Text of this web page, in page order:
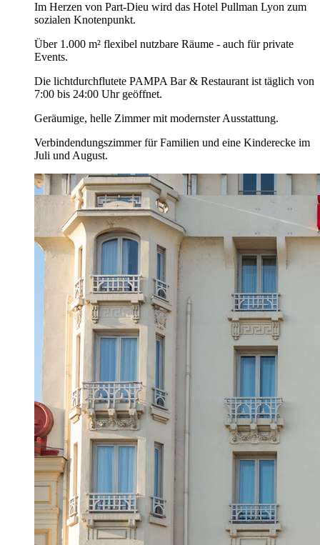
Im Herzen von Part-Dieu wird das Hotel Pullman Lyon zum
sozialen Knotenpunkt.
Über 1.000 m² flexibel nutzbare Räume - auch für private
Events.
Die lichtdurchflutete PAMPA Bar & Restaurant ist täglich von
7:00 bis 24:00 Uhr geöffnet.
Geräumige, helle Zimmer mit modernster Ausstattung.
Verbindendungszimmer für Familien und eine Kinderecke im
Juli und August.